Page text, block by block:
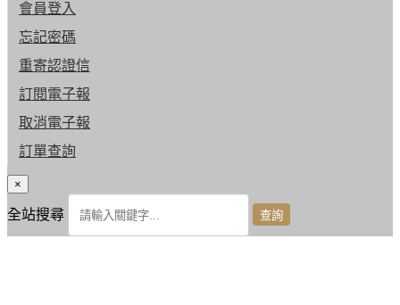
會員登入
忘記密碼
重寄認證信
訂閱電子報
取消電子報
訂單查詢
×
全站搜尋